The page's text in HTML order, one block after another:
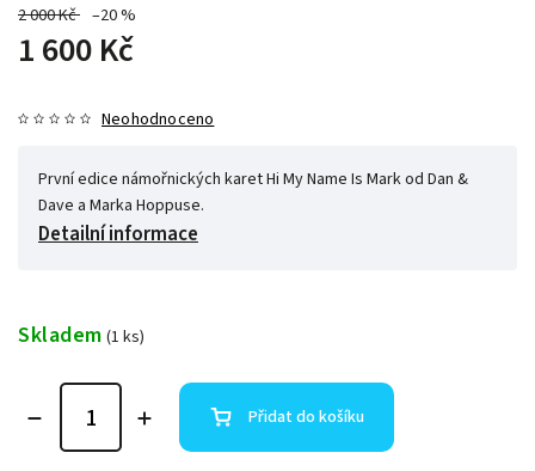
2 000 Kč –20 %
1 600 Kč
Neohodnoceno
První edice námořnických karet Hi My Name Is Mark od Dan &
Dave a Marka Hoppuse.
Detailní informace
Skladem (1 ks)
Přidat do košíku